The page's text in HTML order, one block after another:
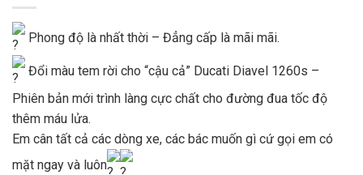
Phong độ là nhất thời – Đẳng cấp là mãi mãi.
Đổi màu tem rời cho “cậu cả” Ducati Diavel 1260s –
Phiên bản mới trình làng cực chất cho đường đua tốc độ
thêm máu lửa.
Em cân tất cả các dòng xe, các bác muốn gì cứ gọi em có
mặt ngay và luôn